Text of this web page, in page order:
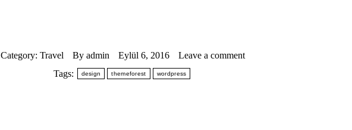
Category: Travel By admin Eylül 6, 2016
Leave a comment
Tags:
design themeforest wordpress